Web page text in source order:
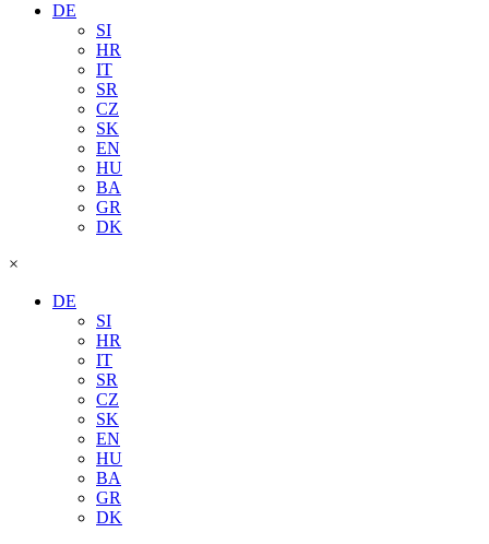
DE
SI
HR
IT
SR
CZ
SK
EN
HU
BA
GR
DK
×
DE
SI
HR
IT
SR
CZ
SK
EN
HU
BA
GR
DK